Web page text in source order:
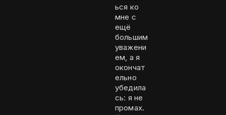
ься ко
мне с
ещё
большим
уважени
ем, а я
окончат
ельно
убедила
сь: я не
промах.